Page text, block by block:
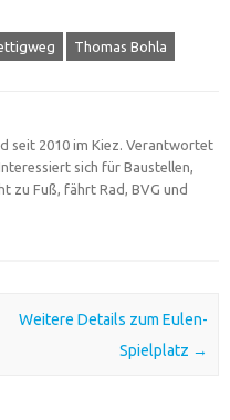
Thomas Bohla
seit 2010 im Kiez. Verantwortet
sich für Baustellen,
zu Fuß, fährt Rad, BVG und
Weitere Details zum Eulen-
Spielplatz →